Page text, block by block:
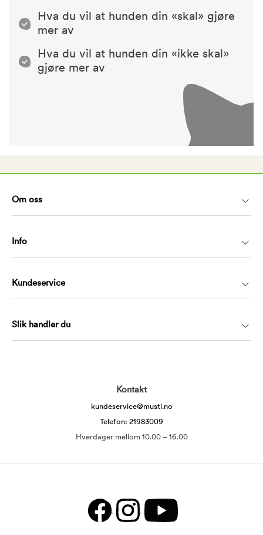
Hva du vil at hunden din «skal» gjøre
mer av
Hva du vil at hunden din «ikke skal»
gjøre mer av
Om oss
Info
Kundeservice
Slik handler du
Kontakt
kundeservice@musti.no
Telefon: 21983009
Hverdager mellom 10.00 – 16.00